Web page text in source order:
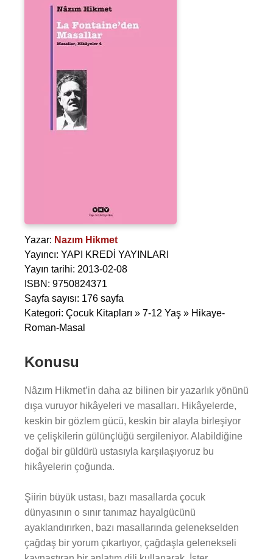
Yazar: Nazım Hikmet
Yayıncı: YAPI KREDİ YAYINLARI
Yayın tarihi: 2013-02-08
ISBN: 9750824371
Sayfa sayısı: 176 sayfa
Kategori: Çocuk Kitapları » 7-12 Yaş » Hikaye-
Roman-Masal
Konusu
Nâzım Hikmet’in daha az bilinen bir yazarlık yönünü
dışa vuruyor hikâyeleri ve masalları. Hikâyelerde,
keskin bir gözlem gücü, keskin bir alayla birleşiyor
ve çelişkilerin gülünçlüğü sergileniyor. Alabildiğine
doğal bir güldürü ustasıyla karşılaşıyoruz bu
hikâyelerin çoğunda.
Şiirin büyük ustası, bazı masallarda çocuk
dünyasının o sınır tanımaz hayalgücünü
ayaklandırırken, bazı masallarında gelenekselden
çağdaş bir yorum çıkartıyor, çağdaşla gelenekseli